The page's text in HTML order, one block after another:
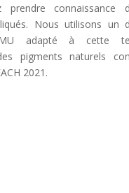
prendre connaissance
Nous utilisons un
adapté à cette
pigments naturels
2021.